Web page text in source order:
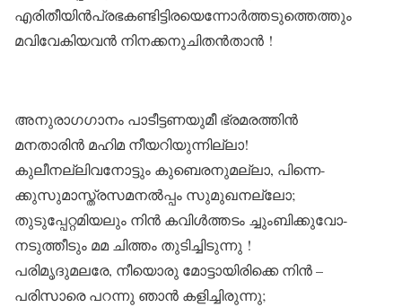
എരിതീയിൻപ്രഭകണ്ടിട്ടിരയെന്നോർത്തടുത്തെത്തും
മവിവേകിയവൻ നിനക്കനുചിതൻതാൻ !
അനുരാഗഗാനം പാടീട്ടണയുമീ ഭ്രമരത്തിൻ
മനതാരിൻ മഹിമ നീയറിയുന്നില്ലാ!
കുലീനല്ലിവനോട്ടും കുബെരനുമല്ലാ, പിന്നെ-
ക്കുസുമാസ്ത്രസമനൽപ്പം സുമുഖനല്ലോ;
തുടുപ്പേറ്റമിയലും നിൻ കവിൾത്തടം ച്ചുംബിക്കുവോ-
നടുത്തീടും മമ ചിത്തം തുടിച്ചിടുന്നു !
പരിമൃദുമലരേ, നീയൊരു മോട്ടായിരിക്കെ നിൻ –
പരിസാരെ പറന്നു ഞാൻ കളിച്ചിരുന്നു;